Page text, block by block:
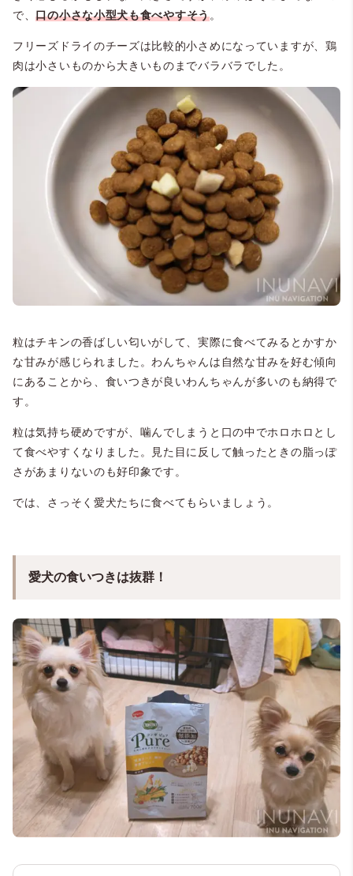
で、口の小さな小型犬も食べやすそう。
フリーズドライのチーズは比較的小さめになっていますが、鶏
肉は小さいものから大きいものまでバラバラでした。
粒はチキンの香ばしい匂いがして、実際に食べてみるとかすか
な甘みが感じられました。わんちゃんは自然な甘みを好む傾向
にあることから、食いつきが良いわんちゃんが多いのも納得で
す。
粒は気持ち硬めですが、噛んでしまうと口の中でホロホロとし
て食べやすくなりました。見た目に反して触ったときの脂っぽ
さがあまりないのも好印象です。
では、さっそく愛犬たちに食べてもらいましょう。
愛犬の食いつきは抜群！